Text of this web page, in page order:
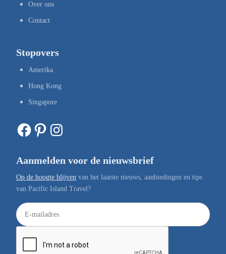
Over ons
Contact
Stopovers
Amerika
Hong Kong
Singapore
Facebook Pinterest Instagram
Aanmelden voor de nieuwsbrief
Op de hoogte blijven van het laatste nieuws, aanbiedingen en tips
van Pacific Island Travel?
E
-